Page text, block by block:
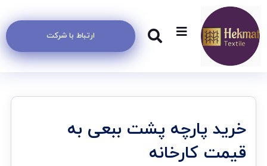
ارتباط با شرکت
خرید پارچه پشت ببعی به
قیمت کارخانه